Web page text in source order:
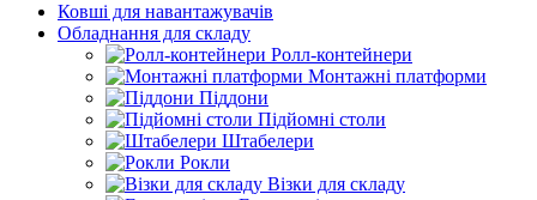
Ковші для навантажувачів
Обладнання для складу
Ролл-контейнери
Монтажні платформи
Піддони
Підйомні столи
Штабелери
Рокли
Візки для складу